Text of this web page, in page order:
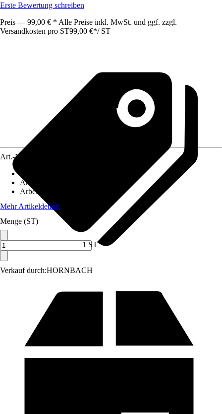
Erste Bewertung schreiben
Preis — 99,00 € * Alle Preise inkl. MwSt. und ggf. zzgl.
Versandkosten pro ST99,00 €*/ ST
Verkauf durch:HORNBACH
Art.-Nr.
Anwendung
Arbeitsbereich
Mehr Artikeldetails
Menge (ST)
1 ST